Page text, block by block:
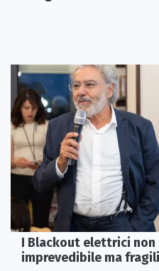
I Blackout elettrici non
imprevedibile ma